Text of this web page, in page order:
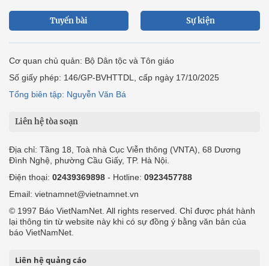
Tuyến bài Sự kiện
Cơ quan chủ quản: Bộ Dân tộc và Tôn giáo
Số giấy phép: 146/GP-BVHTTDL, cấp ngày 17/10/2025
Tổng biên tập: Nguyễn Văn Bá
Liên hệ tòa soạn
Địa chỉ: Tầng 18, Toà nhà Cục Viễn thông (VNTA), 68 Dương
Đình Nghệ, phường Cầu Giấy, TP. Hà Nội.
Điện thoại: 02439369898 - Hotline: 0923457788
Email: vietnamnet@vietnamnet.vn
© 1997 Báo VietNamNet. All rights reserved. Chỉ được phát hành
lại thông tin từ website này khi có sự đồng ý bằng văn bản của
báo VietNamNet.
Liên hệ quảng cáo